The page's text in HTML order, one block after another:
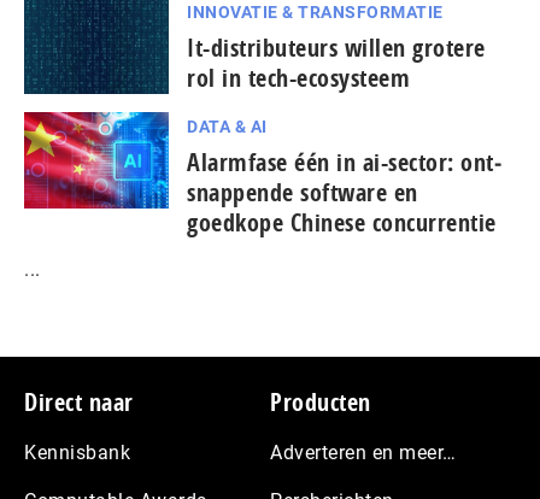
INNOVATIE & TRANSFORMATIE
It-dis­tri­bu­teurs willen grotere
rol in tech-ecosysteem
DATA & AI
Alarmfase één in ai-sector: ont­
snap­pen­de software en
goedkope Chinese con­cur­ren­tie
...
Footer
Direct naar
Kennisbank
Producten
Adverteren en meer…